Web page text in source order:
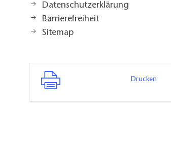
Datenschutzerklärung
Barrierefreiheit
Sitemap
Drucken